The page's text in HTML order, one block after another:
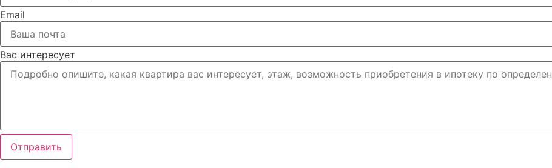
Email
Вас интересует
Отправить